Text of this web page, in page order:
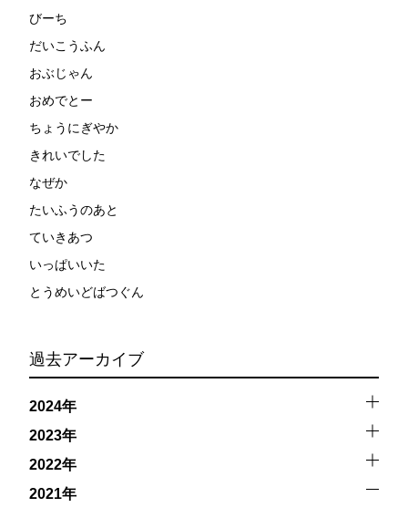
びーち
だいこうふん
おぶじゃん
おめでとー
ちょうにぎやか
きれいでした
なぜか
たいふうのあと
ていきあつ
いっぱいいた
とうめいどばつぐん
過去アーカイブ
2024年
2023年
2022年
2021年